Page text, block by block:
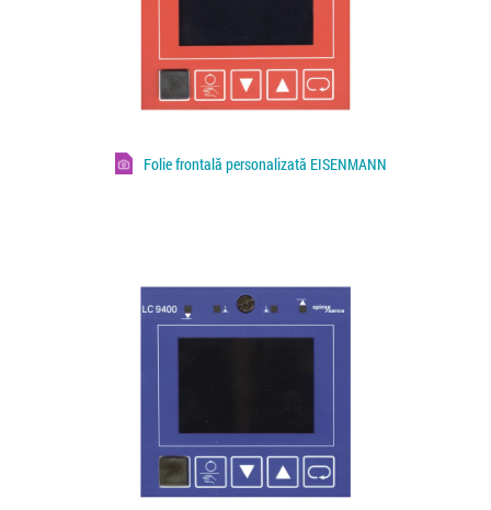
Folie frontală personalizată EISENMANN